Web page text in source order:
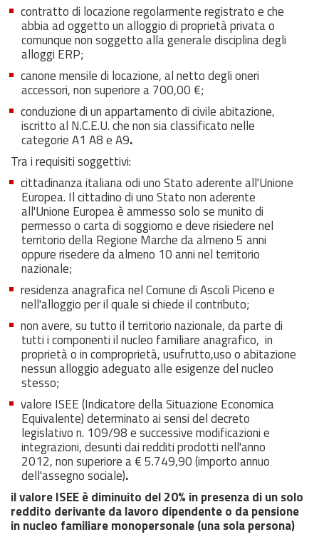
contratto di locazione regolarmente registrato e che
abbia ad oggetto un alloggio di proprietà privata o
comunque non soggetto alla generale disciplina degli
alloggi ERP;
canone mensile di locazione, al netto degli oneri
accessori, non superiore a 700,00 €;
conduzione di un appartamento di civile abitazione,
iscritto al N.C.E.U. che non sia classificato nelle
categorie A1 A8 e A9.
Tra i requisiti soggettivi:
cittadinanza italiana odi uno Stato aderente all'Unione
Europea. Il cittadino di uno Stato non aderente
all'Unione Europea è ammesso solo se munito di
permesso o carta di soggiorno e deve risiedere nel
territorio della Regione Marche da almeno 5 anni
oppure risedere da almeno 10 anni nel territorio
nazionale;
residenza anagrafica nel Comune di Ascoli Piceno e
nell'alloggio per il quale si chiede il contributo;
non avere, su tutto il territorio nazionale, da parte di
tutti i componenti il nucleo familiare anagrafico, in
proprietà o in comproprietà, usufrutto,uso o abitazione
nessun alloggio adeguato alle esigenze del nucleo
stesso;
valore ISEE (Indicatore della Situazione Economica
Equivalente) determinato ai sensi del decreto
legislativo n. 109/98 e successive modificazioni e
integrazioni, desunti dai redditi prodotti nell'anno
2012, non superiore a € 5.749,90 (importo annuo
dell'assegno sociale).
il valore ISEE è diminuito del 20% in presenza di un solo
reddito derivante da lavoro dipendente o da pensione
in nucleo familiare monopersonale (una sola persona)